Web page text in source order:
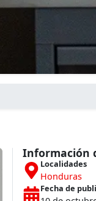
Información
Localidades
Honduras
Fecha de